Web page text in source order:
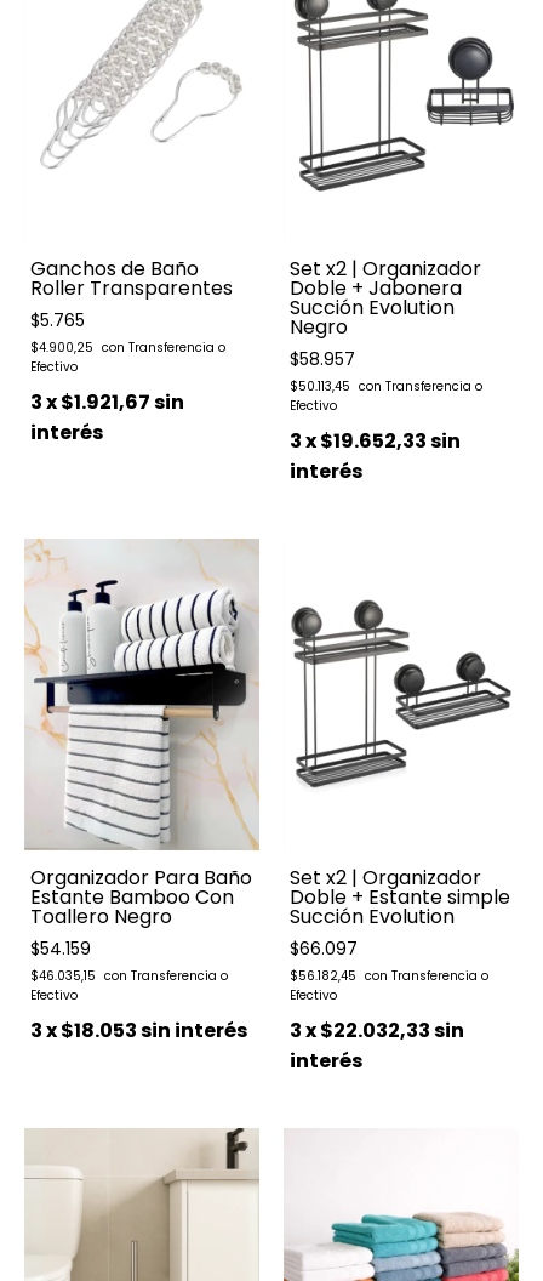
Ganchos de Baño
Roller Transparentes
$5.765
$4.900,25
3x$1.921,67sin
interés
Set x2 | Organizador
Doble + Jabonera
Succión Evolution
Negro
$58.957
$50.113,45
3x$19.652,33sin
interés
Organizador Para Baño
Estante Bamboo Con
Toallero Negro
$54.159
$46.035,15
3x$18.053sin interés
Set x2 | Organizador
Doble + Estante simple
Succión Evolution
$66.097
$56.182,45
3x$22.032,33sin
interés